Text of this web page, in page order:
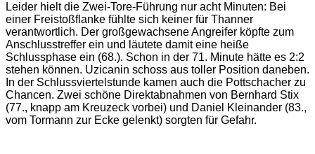
Leider hielt die Zwei-Tore-Führung nur acht Minuten: Bei
einer Freistoßflanke fühlte sich keiner für Thanner
verantwortlich. Der großgewachsene Angreifer köpfte zum
Anschlusstreffer ein und läutete damit eine heiße
Schlussphase ein (68.). Schon in der 71. Minute hätte es 2:2
stehen können. Uzicanin schoss aus toller Position daneben.
In der Schlussviertelstunde kamen auch die Pottschacher zu
Chancen. Zwei schöne Direktabnahmen von Bernhard Stix
(77., knapp am Kreuzeck vorbei) und Daniel Kleinander (83.,
vom Tormann zur Ecke gelenkt) sorgten für Gefahr.